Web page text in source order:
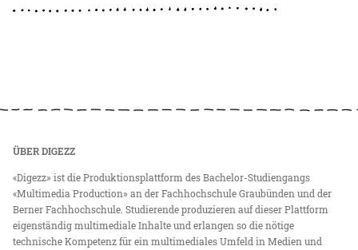
ÜBER DIGEZZ
«Digezz» ist die Produktionsplattform des Bachelor-Studiengangs
«Multimedia Production» an der Fachhochschule Graubünden und der
Berner Fachhochschule. Studierende produzieren auf dieser Plattform
eigenständig multimediale Inhalte und erlangen so die nötige
technische Kompetenz für ein multimediales Umfeld in Medien und